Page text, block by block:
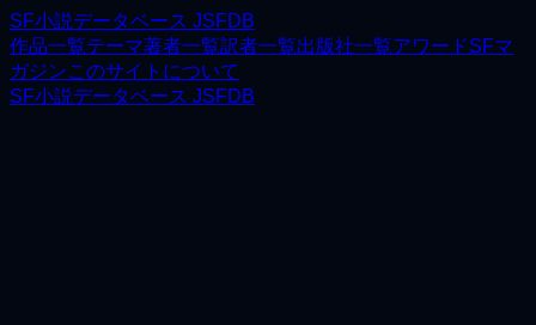
SF小説データベース JSFDB
作品一覧テーマ著者一覧訳者一覧出版社一覧アワードSFマ
ガジンこのサイトについて
SF小説データベース JSFDB